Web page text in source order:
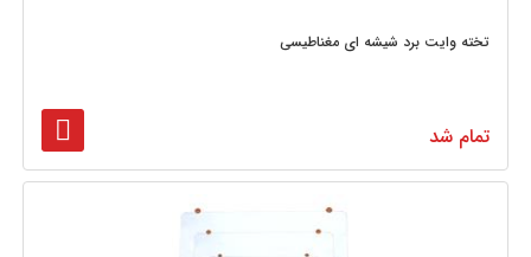
تخته وایت برد شیشه ای مغناطیسی
تمام شد